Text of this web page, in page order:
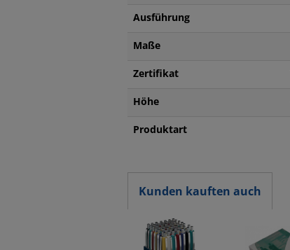
Ausführung
Maße
Zertifikat
Höhe
Produktart
Kunden kauften auch